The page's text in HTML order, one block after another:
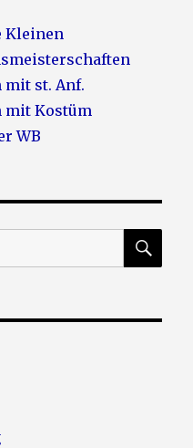
Kleinen
mit st. Anf.
mit Kostüm
WB